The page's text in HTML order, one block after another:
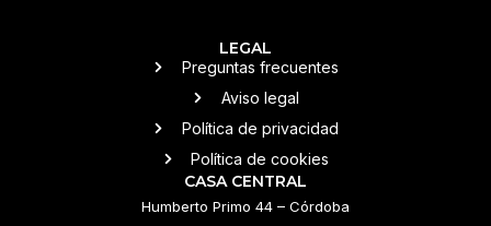
LEGAL
Preguntas frecuentes
Aviso legal
Política de privacidad
Política de cookies
CASA CENTRAL
Humberto Primo 44 – Córdoba